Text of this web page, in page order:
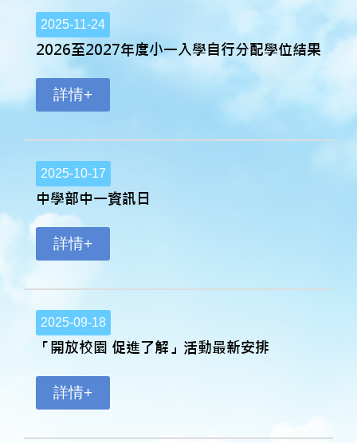
2025-11-24
2026至2027年度小一入學自行分配學位結果
詳情+
2025-10-17
中學部中一資訊日
詳情+
2025-09-18
「開放校園 促進了解」活動最新安排
詳情+